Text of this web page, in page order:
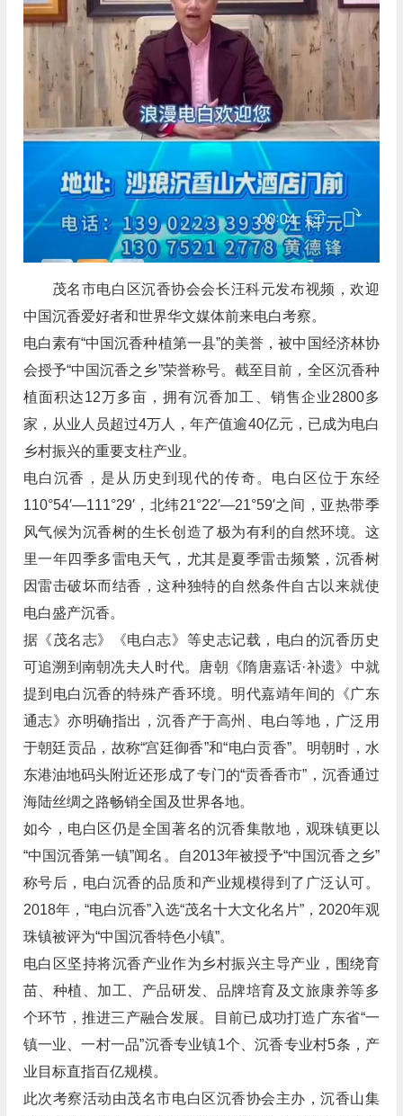
茂名市电白区沉香协会会长汪科元发布视频，欢迎
中国沉香爱好者和世界华文媒体前来电白考察。
电白素有“中国沉香种植第一县”的美誉，被中国经济林协
会授予“中国沉香之乡”荣誉称号。截至目前，全区沉香种
植面积达12万多亩，拥有沉香加工、销售企业2800多
家，从业人员超过4万人，年产值逾40亿元，已成为电白
乡村振兴的重要支柱产业。
电白沉香，是从历史到现代的传奇。电白区位于东经
110°54′—111°29′，北纬21°22′—21°59′之间，亚热带季
风气候为沉香树的生长创造了极为有利的自然环境。这
里一年四季多雷电天气，尤其是夏季雷击频繁，沉香树
因雷击破坏而结香，这种独特的自然条件自古以来就使
电白盛产沉香。
据《茂名志》《电白志》等史志记载，电白的沉香历史
可追溯到南朝冼夫人时代。唐朝《隋唐嘉话·补遗》中就
提到电白沉香的特殊产香环境。明代嘉靖年间的《广东
通志》亦明确指出，沉香产于高州、电白等地，广泛用
于朝廷贡品，故称“宫廷御香”和“电白贡香”。明朝时，水
东港油地码头附近还形成了专门的“贡香香市”，沉香通过
海陆丝绸之路畅销全国及世界各地。
如今，电白区仍是全国著名的沉香集散地，观珠镇更以
“中国沉香第一镇”闻名。自2013年被授予“中国沉香之乡”
称号后，电白沉香的品质和产业规模得到了广泛认可。
2018年，“电白沉香”入选“茂名十大文化名片”，2020年观
珠镇被评为“中国沉香特色小镇”。
电白区坚持将沉香产业作为乡村振兴主导产业，围绕育
苗、种植、加工、产品研发、品牌培育及文旅康养等多
个环节，推进三产融合发展。目前已成功打造广东省“一
镇一业、一村一品”沉香专业镇1个、沉香专业村5条，产
业目标直指百亿规模。
此次考察活动由茂名市电白区沉香协会主办，沉香山集